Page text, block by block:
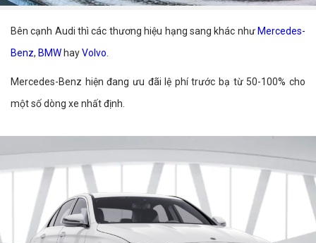
Bên cạnh Audi thì các thương hiệu hạng sang khác như Mercedes-
Benz, BMW hayVolvo
Mercedes-Benz hiện đang ưu đãi lệ phí trước bạ từ 50-100% cho
một số dòng xe nhất định.